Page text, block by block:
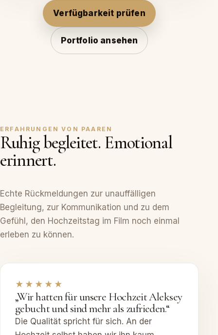
Verfügbarkeit prüfen
Portfolio ansehen
ERFAHRUNGEN VON PAAREN
Ruhig begleitet. Emotional
erinnert.
Echte Rückmeldungen zur unauffälligen
Begleitung, zur Kommunikation und zu dem
Gefühl, den Hochzeitstag im Film noch einmal
erleben zu können.
★★★★★
„Wir hatten für unsere Hochzeit Aleksey
gebucht und sind mehr als zufrieden.“
Die Qualität spricht für sich. An der